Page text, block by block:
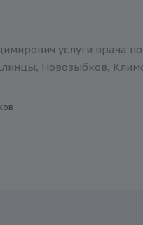
услуги врача
Новозыбков,